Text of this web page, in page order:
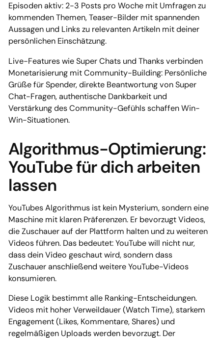
Episoden aktiv: 2-3 Posts pro Woche mit Umfragen zu
kommenden Themen, Teaser-Bilder mit spannenden
Aussagen und Links zu relevanten Artikeln mit deiner
persönlichen Einschätzung.
Live-Features wie Super Chats und Thanks verbinden
Monetarisierung mit Community-Building: Persönliche
Grüße für Spender, direkte Beantwortung von Super
Chat-Fragen, authentische Dankbarkeit und
Verstärkung des Community-Gefühls schaffen Win-
Win-Situationen.
Algorithmus-Optimierung:
YouTube für dich arbeiten
lassen
YouTubes Algorithmus ist kein Mysterium, sondern eine
Maschine mit klaren Präferenzen. Er bevorzugt Videos,
die Zuschauer auf der Plattform halten und zu weiteren
Videos führen. Das bedeutet: YouTube will nicht nur,
dass dein Video geschaut wird, sondern dass
Zuschauer anschließend weitere YouTube-Videos
konsumieren.
Diese Logik bestimmt alle Ranking-Entscheidungen.
Videos mit hoher Verweildauer (Watch Time), starkem
Engagement (Likes, Kommentare, Shares) und
regelmäßigen Uploads werden bevorzugt. Der